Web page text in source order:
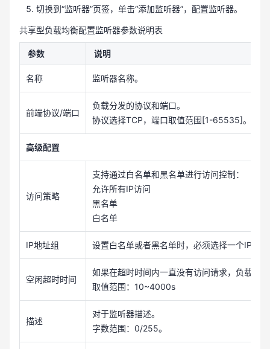
切换到“监听器”页签，单击“添加监听器”，配置监听器。
共享型负载均衡配置监听器参数说明表
参数 说明
名称 监听器名称。
前端协议/端口
负载分发的协议和端口。
协议选择TCP，端口取值范围[1-65535]。
高级配置
访问策略
支持通过白名单和黑名单进行访问控制：
允许所有IP访问
黑名单
白名单
IP地址组 设置白名单或者黑名单时，必须选择一个IP地
空闲超时时间
如果在超时时间内一直没有访问请求，负载均
取值范围：10~4000s
描述
对于监听器描述。
字数范围：0/255。